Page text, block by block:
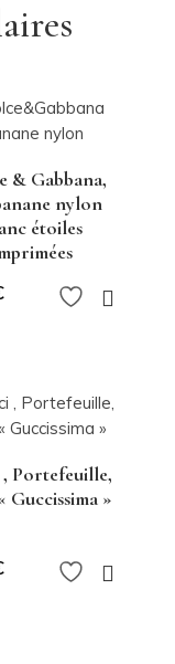
& Gabbana,
nylon
étoiles
, Portefeuille,
Guccissima »